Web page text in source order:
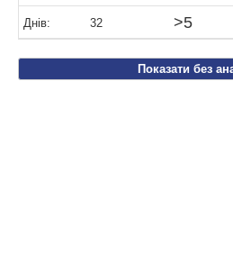
32 >5
Показати без